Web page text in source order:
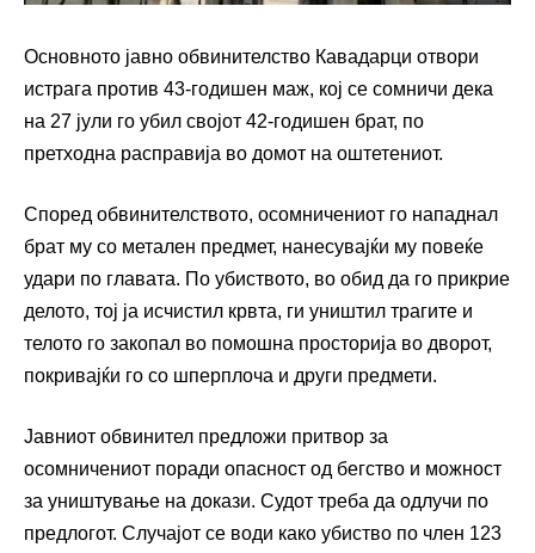
Основното јавно обвинителство Кавадарци отвори
истрага против 43-годишен маж, кој се сомничи дека
на 27 јули го убил својот 42-годишен брат, по
претходна расправија во домот на оштетениот.
Според обвинителството, осомничениот го нападнал
брат му со метален предмет, нанесувајќи му повеќе
удари по главата. По убиството, во обид да го прикрие
делото, тој ја исчистил крвта, ги уништил трагите и
телото го закопал во помошна просторија во дворот,
покривајќи го со шперплоча и други предмети.
Јавниот обвинител предложи притвор за
осомничениот поради опасност од бегство и можност
за уништување на докази. Судот треба да одлучи по
предлогот. Случајот се води како убиство по член 123